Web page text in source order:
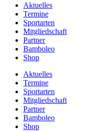
Aktuelles
Termine
Sportarten
Mitgliedschaft
Partner
Bamboleo
Shop
Aktuelles
Termine
Sportarten
Mitgliedschaft
Partner
Bamboleo
Shop